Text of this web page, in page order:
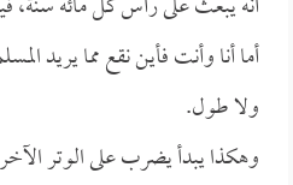
أما أنا وأنت فأين نقع مما يريد
ولا طول.
وهكذا يبدأ يضرب على الوتر